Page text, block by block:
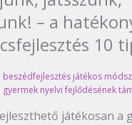
– a
10
beszédfejlesztés játékos
gyermek nyelvi fejlődésének
játékosan a